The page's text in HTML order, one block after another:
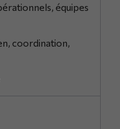
équipes
coordination,